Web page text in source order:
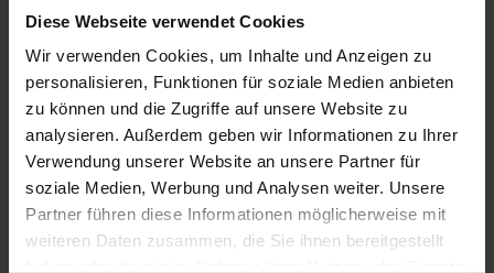
Diese Webseite verwendet Cookies
Wir verwenden Cookies, um Inhalte und Anzeigen zu
personalisieren, Funktionen für soziale Medien anbieten
zu können und die Zugriffe auf unsere Website zu
analysieren. Außerdem geben wir Informationen zu Ihrer
Verwendung unserer Website an unsere Partner für
soziale Medien, Werbung und Analysen weiter. Unsere
Partner führen diese Informationen möglicherweise mit
weiteren Daten zusammen, die Sie ihnen bereitgestellt